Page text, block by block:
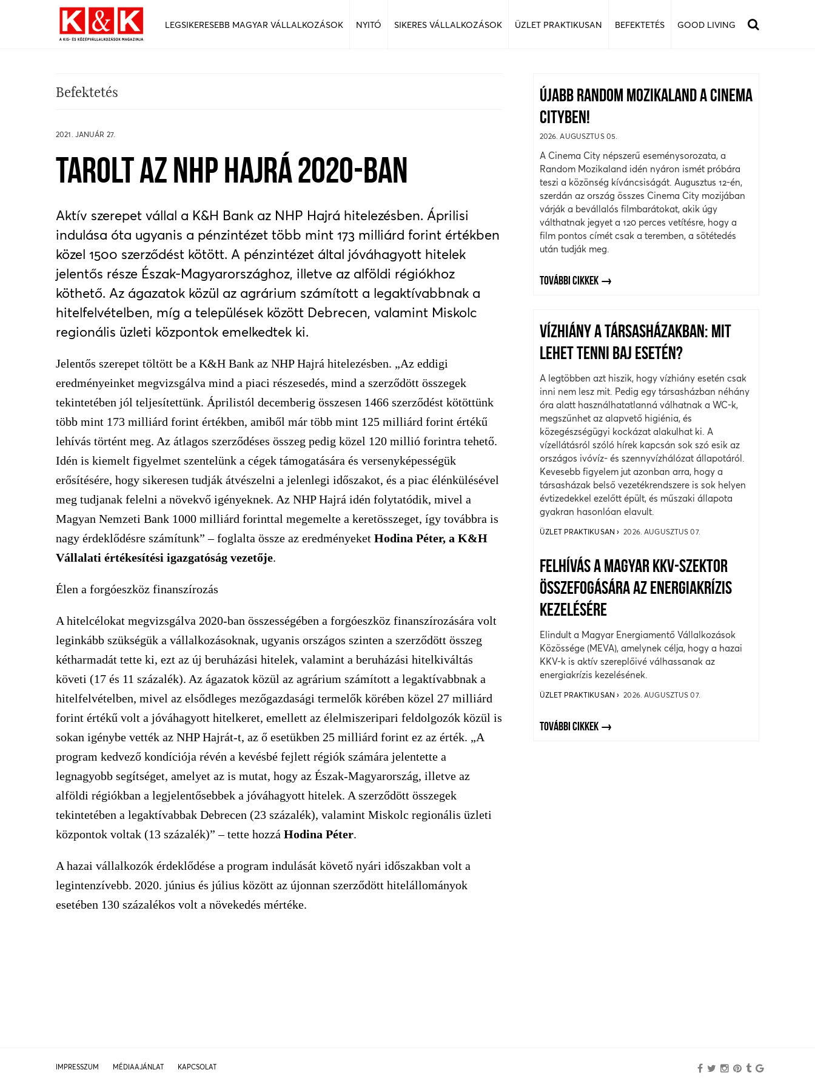
LEGSIKERESEBB MAGYAR VÁLLALKOZÁSOK NYITÓ SIKERES VÁLLALKOZÁSOK ÜZLET PRAKTIKUSAN BEFEKTETÉS GOOD LIVING
Befektetés
2021. JANUÁR 27.
TAROLT AZ NHP HAJRÁ 2020-BAN
Aktív szerepet vállal a K&H Bank az NHP Hajrá hitelezésben. Áprilisi
indulása óta ugyanis a pénzintézet több mint 173 milliárd forint értékben
közel 1500 szerződést kötött. A pénzintézet által jóváhagyott hitelek
jelentős része Észak-Magyarországhoz, illetve az alföldi régiókhoz
köthető. Az ágazatok közül az agrárium számított a legaktívabbnak a
hitelfelvételben, míg a települések között Debrecen, valamint Miskolc
regionális üzleti központok emelkedtek ki.
Jelentős szerepet töltött be a K&H Bank az NHP Hajrá hitelezésben. „Az eddigi
eredményeinket megvizsgálva mind a piaci részesedés, mind a szerződött összegek
tekintetében jól teljesítettünk. Áprilistól decemberig összesen 1466 szerződést kötöttünk
több mint 173 milliárd forint értékben, amiből már több mint 125 milliárd forint értékű
lehívás történt meg. Az átlagos szerződéses összeg pedig közel 120 millió forintra tehető.
Idén is kiemelt figyelmet szentelünk a cégek támogatására és versenyképességük
erősítésére, hogy sikeresen tudják átvészelni a jelenlegi időszakot, és a piac élénkülésével
meg tudjanak felelni a növekvő igényeknek. Az NHP Hajrá idén folytatódik, mivel a
Magyan Nemzeti Bank 1000 milliárd forinttal megemelte a keretösszeget, így továbbra is
nagy érdeklődésre számítunk” – foglalta össze az eredményeket Hodina Péter, a K&H
Vállalati értékesítési igazgatóság vezetője.
Élen a forgóeszköz finanszírozás
A hitelcélokat megvizsgálva 2020-ban összességében a forgóeszköz finanszírozására volt
leginkább szükségük a vállalkozásoknak, ugyanis országos szinten a szerződött összeg
kétharmadát tette ki, ezt az új beruházási hitelek, valamint a beruházási hitelkiváltás
követi (17 és 11 százalék). Az ágazatok közül az agrárium számított a legaktívabbnak a
hitelfelvételben, mivel az elsődleges mezőgazdasági termelők körében közel 27 milliárd
forint értékű volt a jóváhagyott hitelkeret, emellett az élelmiszeripari feldolgozók közül is
sokan igénybe vették az NHP Hajrát-t, az ő esetükben 25 milliárd forint ez az érték. „A
program kedvező kondíciója révén a kevésbé fejlett régiók számára jelentette a
legnagyobb segítséget, amelyet az is mutat, hogy az Észak-Magyarország, illetve az
alföldi régiókban a legjelentősebbek a jóváhagyott hitelek. A szerződött összegek
tekintetében a legaktívabbak Debrecen (23 százalék), valamint Miskolc regionális üzleti
központok voltak (13 százalék)” – tette hozzá Hodina Péter.
A hazai vállalkozók érdeklődése a program indulását követő nyári időszakban volt a
legintenzívebb. 2020. június és július között az újonnan szerződött hitelállományok
esetében 130 százalékos volt a növekedés mértéke.
ÚJABB RANDOM MOZIKALAND A CINEMA
CITYBEN!
2026. AUGUSZTUS 05.
A Cinema City népszerű eseménysorozata, a
Random Mozikaland idén nyáron ismét próbára
teszi a közönség kíváncsiságát. Augusztus 12-én,
szerdán az ország összes Cinema City mozijában
várják a bevállalós filmbarátokat, akik úgy
válthatnak jegyet a 120 perces vetítésre, hogy a
film pontos címét csak a teremben, a sötétedés
után tudják meg.
TOVÁBBI CIKKEK
VÍZHIÁNY A TÁRSASHÁZAKBAN: MIT
LEHET TENNI BAJ ESETÉN?
A legtöbben azt hiszik, hogy vízhiány esetén csak
inni nem lesz mit. Pedig egy társasházban néhány
óra alatt használhatatlanná válhatnak a WC-k,
megszűnhet az alapvető higiénia, és
közegészségügyi kockázat alakulhat ki. A
vízellátásról szóló hírek kapcsán sok szó esik az
országos ivóvíz- és szennyvízhálózat állapotáról.
Kevesebb figyelem jut azonban arra, hogy a
társasházak belső vezetékrendszere is sok helyen
évtizedekkel ezelőtt épült, és műszaki állapota
gyakran hasonlóan elavult.
ÜZLET PRAKTIKUSAN 2026. AUGUSZTUS 07.
FELHÍVÁS A MAGYAR KKV-SZEKTOR
ÖSSZEFOGÁSÁRA AZ ENERGIAKRÍZIS
KEZELÉSÉRE
Elindult a Magyar Energiamentő Vállalkozások
Közössége (MEVA), amelynek célja, hogy a hazai
KKV-k is aktív szereplőivé válhassanak az
energiakrízis kezelésének.
ÜZLET PRAKTIKUSAN 2026. AUGUSZTUS 07.
TOVÁBBI CIKKEK
IMPRESSZUM MÉDIAAJÁNLAT KAPCSOLAT